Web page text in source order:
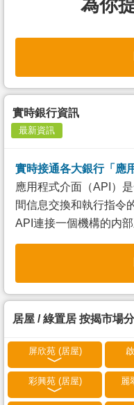
為你
實時銀行資訊
最新資訊
實時接通各大銀行「應
應用程式介面（API）
間信息交換和執行指令
API連接一個機構的内部
居屋 / 綠置居 按揭市場
屏欣苑 (居屋)
彩興苑 (居屋) 麗